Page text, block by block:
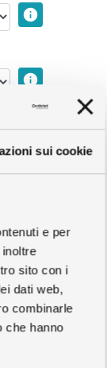
sui cookie
e per
sito con i
dati web,
combinarle
che hanno
info
info
info